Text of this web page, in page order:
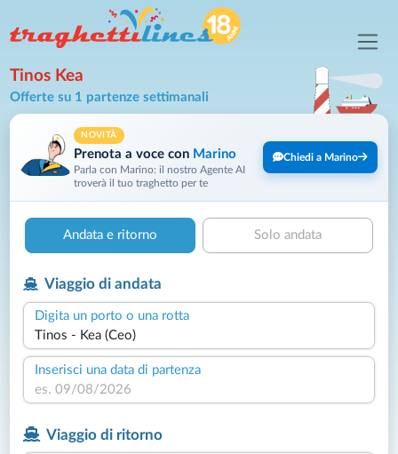
Tinos Kea
Offerte su 1 partenze settimanali
NOVITÀ
Prenota a voce con Marino
Parla con Marino: il nostro Agente AI
troverà il tuo traghetto per te
Chiedi a Marino
Andata e ritorno Solo andata
Viaggio di andata
Digita un porto o una rotta
Inserisci una data di partenza
Viaggio di ritorno